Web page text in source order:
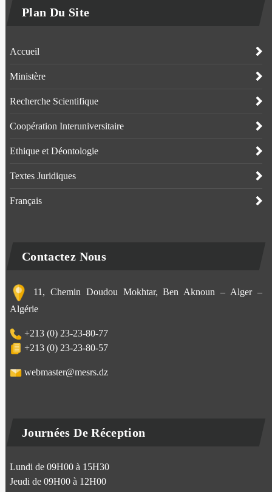
Plan Du Site
Accueil
Ministère
Recherche Scientifique
Coopération Interuniversitaire
Ethique et Déontologie
Textes Juridiques
Français
Contactez Nous
11, Chemin Doudou Mokhtar, Ben Aknoun – Alger –
Algérie
+213 (0) 23-23-80-77
+213 (0) 23-23-80-57
webmaster@mesrs.dz
Journées De Réception
Lundi de 09H00 à 15H30
Jeudi de 09H00 à 12H00